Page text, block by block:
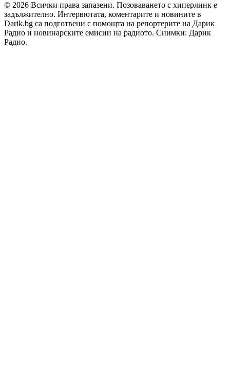
© 2026 Всички права запазени. Позоваването с хиперлинк е
задължително. Интервютата, коментарите и новините в
Darik.bg са подготвени с помощта на репортерите на Дарик
Радио и новинарските емисии на радиото. Снимки: Дарик
Радио.